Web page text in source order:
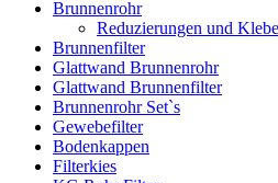
Brunnenrohr
Reduzierungen und
Brunnenfilter
Glattwand Brunnenrohr
Glattwand Brunnenfilter
Brunnenrohr Set`s
Gewebefilter
Bodenkappen
Filterkies